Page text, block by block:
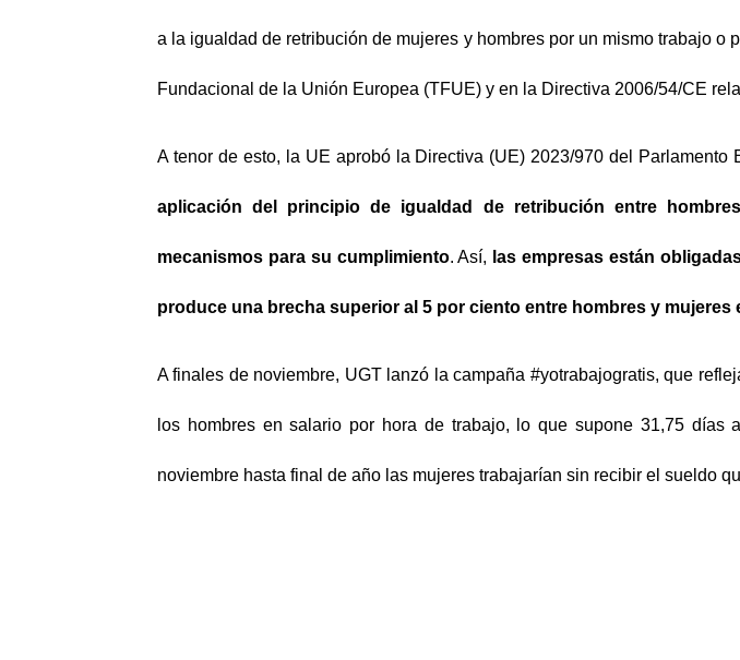
a la igualdad de retribución de mujeres y hombres por un mismo trabajo
Fundacional de la Unión Europea (TFUE) y en la Directiva 2006/54/CE
A tenor de esto, la UE aprobó la Directiva (UE) 2023/970 del
aplicación del principio de igualdad de retribución entre
mecanismos para su cumplimiento. Así, las empresas están
produce una brecha superior al 5 por ciento entre hombres y
A finales de noviembre, UGT lanzó la campaña #yotrabajogratis, que
los hombres en salario por hora de trabajo, lo que supone 31,75
noviembre hasta final de año las mujeres trabajarían sin recibir el sueldo